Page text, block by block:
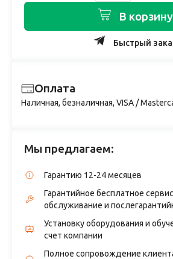
В корзину
Быстрый
Оплата
Наличная, безналичная, VISA /
Мы предлагаем:
Гарантию 12-24 месяцев
Гарантийное бесплатное
обслуживание и
Установку оборудования и
счет компании
Полное сопровождение